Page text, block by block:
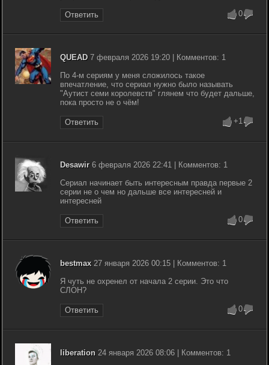
Ответить 0
QUEAD7 февраля 2026 19:20 | Комментов: 1
По 4-м сериям у меня сложилось такое
впечатление, что сериал нужно было называть
"Аутист семи королевств" глянем что будет дальше,
пока просто не о чём!
Ответить +1
Desawir6 февраля 2026 22:41 | Комментов: 1
Сериал начинает быть интересным правда первые 2
серии не о чем но дальше все интересней и
интересней
Ответить 0
bestmax27 января 2026 00:15 | Комментов: 1
Я чуть не охренел от начала 2 серии. Это что
СЛОН?
Ответить 0
liberation 24 января 2026 08:06 | Комментов: 1